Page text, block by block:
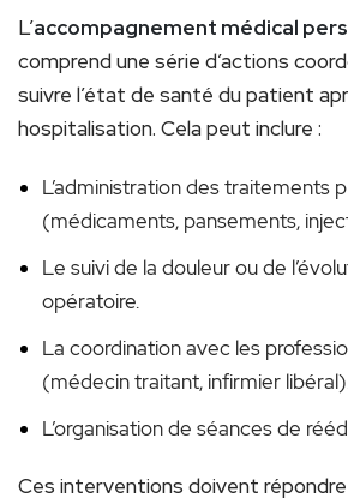
L’accompagnement médical
comprend une série d’actions
suivre l’état de santé du patient
hospitalisation. Cela peut inclure :
L’administration des traitements
(médicaments, pansements,
Le suivi de la douleur ou de
opératoire.
La coordination avec les
(médecin traitant, infirmier
L’organisation de séances de
Ces interventions doivent répondre